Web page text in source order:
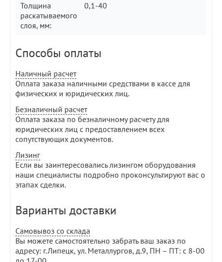
Толщина
раскатываемого
слоя, мм:
0,1-40
Способы оплаты
Наличный расчет
Оплата заказа наличными средствами в кассе для
физических и юридических лиц.
Безналичный расчет
Оплата заказа по безналичному расчету для
юридических лиц с предоставлением всех
сопутствующих документов.
Лизинг
Если вы заинтересовались лизингом оборудования
наши специалисты подробно проконсультируют вас о
этапах сделки.
Варианты доставки
Самовывоз со склада
Вы можете самостоятельно забрать ваш заказ по
адресу: г.Липецк, ул. Металлургов, д.9, ПН – ПТ: с 8-00